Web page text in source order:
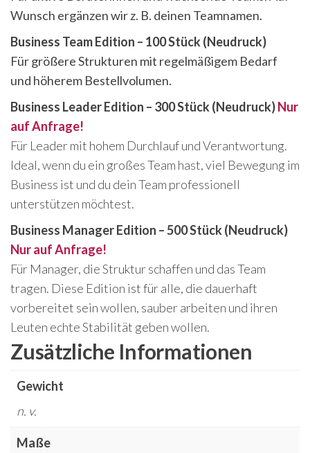
Wunsch ergänzen wir z. B. deinen Teamnamen.
Business Team Edition – 100 Stück (Neudruck)
Für größere Strukturen mit regelmäßigem Bedarf
und höherem Bestellvolumen.
Business Leader Edition – 300 Stück (Neudruck)Nur
auf Anfrage!
Für Leader mit hohem Durchlauf und Verantwortung.
Ideal, wenn du ein großes Team hast, viel Bewegung im
Business ist und du dein Team professionell
unterstützen möchtest.
Business Manager Edition – 500 Stück (Neudruck)
Nur auf Anfrage!
Für Manager, die Struktur schaffen und das Team
tragen. Diese Edition ist für alle, die dauerhaft
vorbereitet sein wollen, sauber arbeiten und ihren
Leuten echte Stabilität geben wollen.
Zusätzliche Informationen
Gewicht
n. v.
Maße